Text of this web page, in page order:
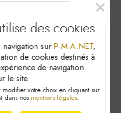
des cookies.
navigation sur P-M-A.NET,
de cookies destinés à
de navigation
le site.
modifier votre choix en cliquant sur
dans nos mentions légales.